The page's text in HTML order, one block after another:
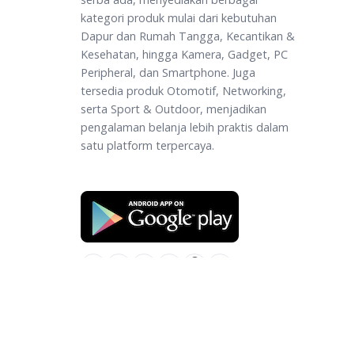
kategori produk mulai dari kebutuhan
Dapur dan Rumah Tangga, Kecantikan &
Kesehatan, hingga Kamera, Gadget, PC
Peripheral, dan Smartphone. Juga
tersedia produk Otomotif, Networking,
serta Sport & Outdoor, menjadikan
pengalaman belanja lebih praktis dalam
satu platform terpercaya.